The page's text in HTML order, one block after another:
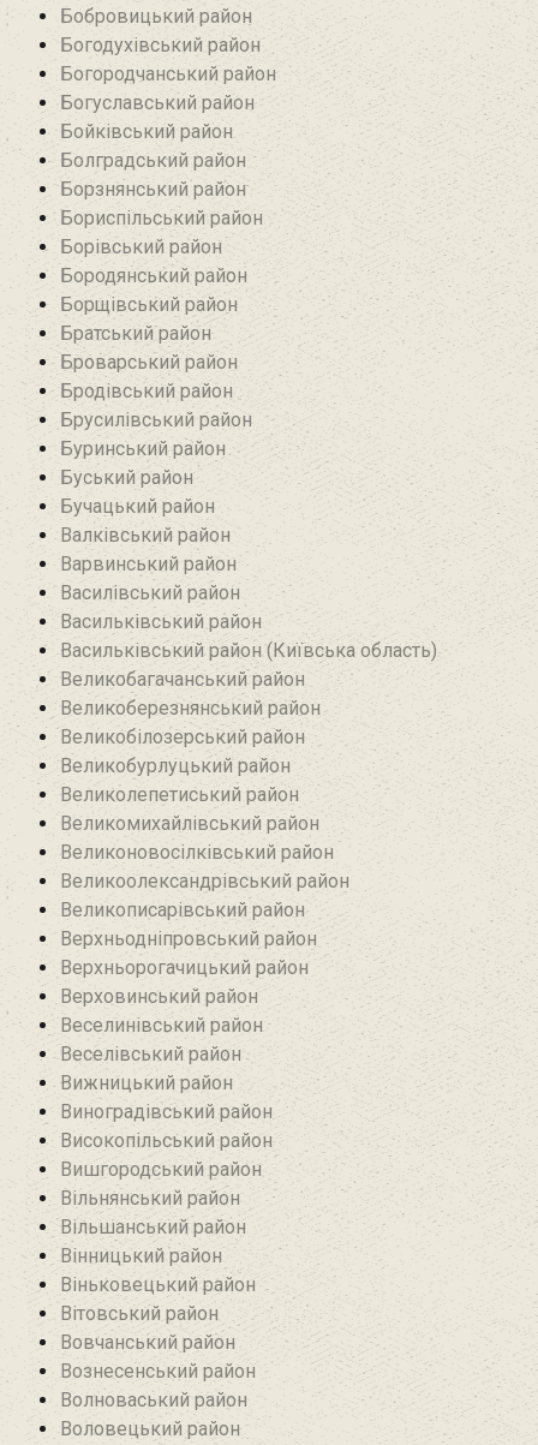
Бобровицький район
Богодухівський район
Богородчанський район
Богуславський район
Бойківський район
Болградський район
Борзнянський район
Бориспільський район
Борівський район
Бородянський район
Борщівський район‎
Братський район‎
Броварський район
Бродівський район‎
Брусилівський район‎
Буринський район
Буський район‎
Бучацький район
Валківський район
Варвинський район
Василівський район
Васильківський район
Васильківський район (Київська область)
Великобагачанський район
Великоберезнянський район
Великобілозерський район‎
Великобурлуцький район
Великолепетиський район
Великомихайлівський район‎
Великоновосілківський район‎
Великоолександрівський район
Великописарівський район
Верхньодніпровський район
Верхньорогачицький район
Верховинський район
Веселинівський район‎
Веселівський район‎
Вижницький район
Виноградівський район
Високопільський район
Вишгородський район
Вільнянський район‎
Вільшанський район
Вінницький район
Віньковецький район
Вітовський район
Вовчанський район
Вознесенський район
Волноваський район
Воловецький район